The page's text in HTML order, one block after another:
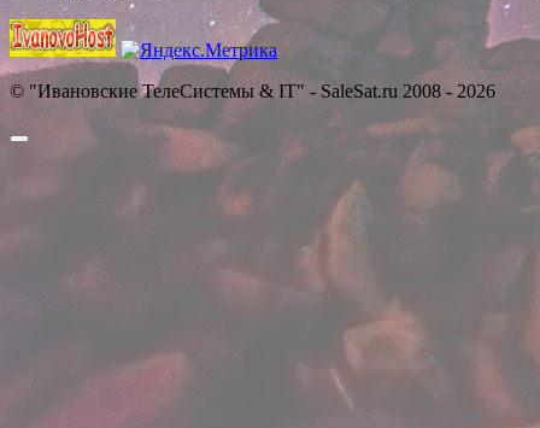
© "Ивановские ТелеСистемы & IT" - SaleSat.ru 2008 - 2026
Прокрутить